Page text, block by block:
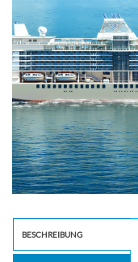
BESCHREIBUNG